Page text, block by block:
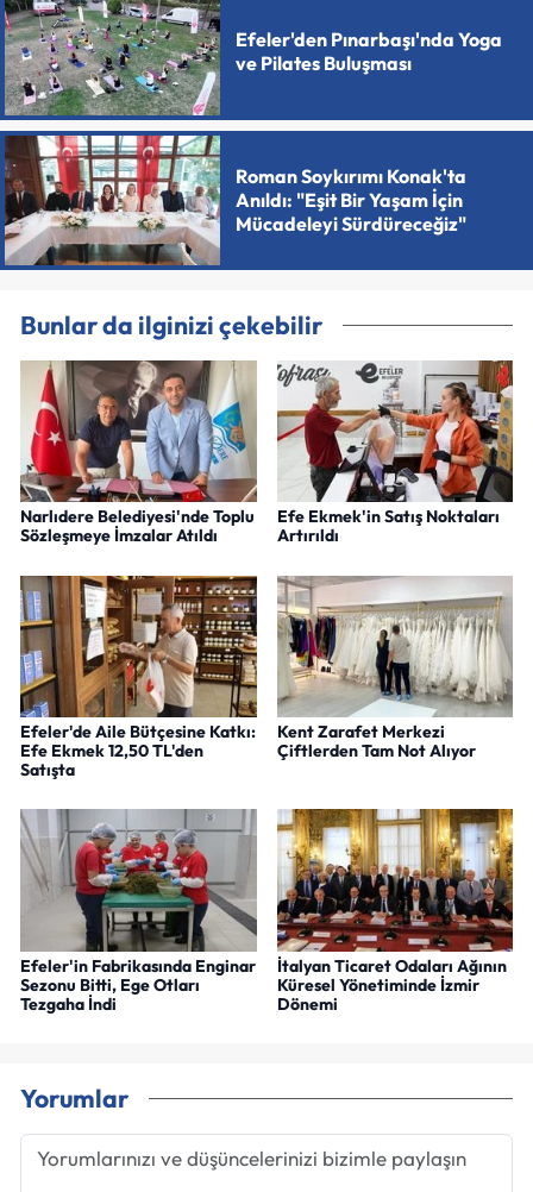
Efeler'den Pınarbaşı'nda Yoga
ve Pilates Buluşması
Roman Soykırımı Konak'ta
Anıldı: "Eşit Bir Yaşam İçin
Mücadeleyi Sürdüreceğiz"
Bunlar da ilginizi çekebilir
Narlıdere Belediyesi'nde Toplu
Sözleşmeye İmzalar Atıldı
Efe Ekmek'in Satış Noktaları
Artırıldı
Efeler'de Aile Bütçesine Katkı:
Efe Ekmek 12,50 TL'den
Satışta
Kent Zarafet Merkezi
Çiftlerden Tam Not Alıyor
Efeler'in Fabrikasında Enginar
Sezonu Bitti, Ege Otları
Tezgaha İndi
İtalyan Ticaret Odaları Ağının
Küresel Yönetiminde İzmir
Dönemi
Yorumlar